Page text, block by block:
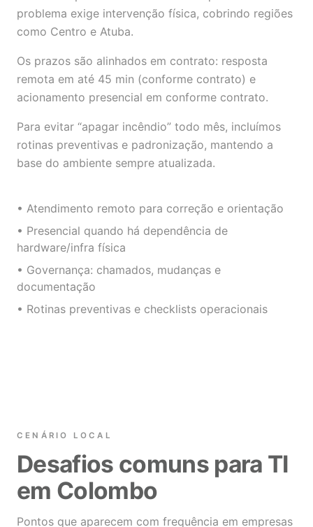
problema exige intervenção física, cobrindo regiões
como Centro e Atuba.
Os prazos são alinhados em contrato: resposta
remota em até 45 min (conforme contrato) e
acionamento presencial em conforme contrato.
Para evitar “apagar incêndio” todo mês, incluímos
rotinas preventivas e padronização, mantendo a
base do ambiente sempre atualizada.
• Atendimento remoto para correção e orientação
• Presencial quando há dependência de
hardware/infra física
• Governança: chamados, mudanças e
documentação
• Rotinas preventivas e checklists operacionais
CENÁRIO LOCAL
Desafios comuns para TI
em Colombo
Pontos que aparecem com frequência em empresas